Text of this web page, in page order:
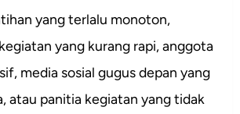
yang terlalu monoton,
yang kurang rapi, anggota
media sosial gugus depan yang
atau panitia kegiatan yang tidak